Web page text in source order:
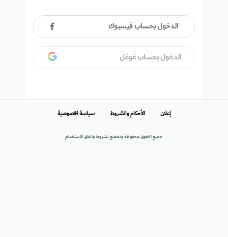
الدخول بحساب فيسبوك
الدخول بحساب غوغل
جميع الحقوق محفوظة وتخضع لشروط واتفاق الاستخدام
إعلان الأحكام والشروط سياسة الخصوصية